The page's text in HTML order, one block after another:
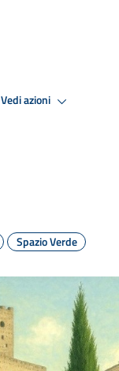
Vedi azioni
Spazio Verde